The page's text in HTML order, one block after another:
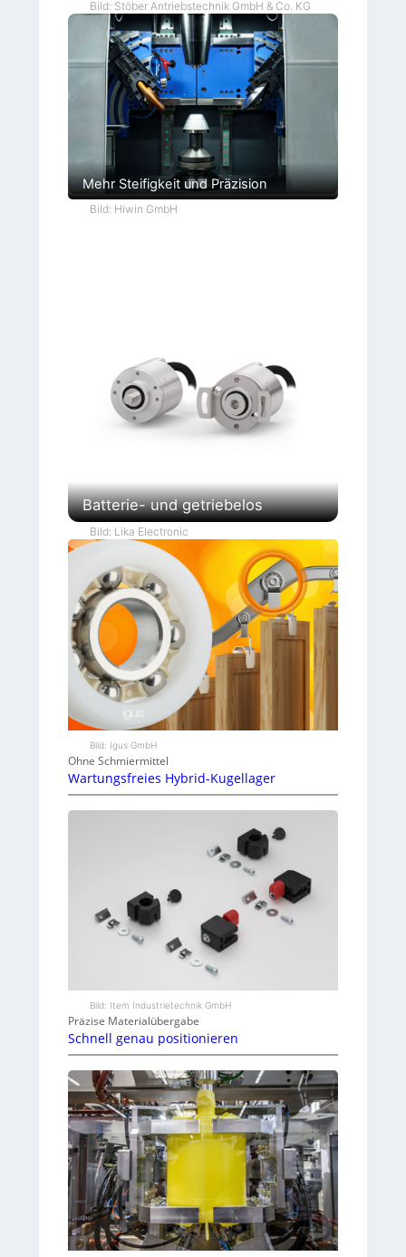
Bild: Stöber Antriebstechnik GmbH & Co. KG
Mehr Steifigkeit und Präzision
Bild: Hiwin GmbH
Batterie- und getriebelos
Bild: Lika Electronic
Bild: Igus GmbH
Ohne Schmiermittel
Wartungsfreies Hybrid-Kugellager
Bild: Item Industrietechnik GmbH
Präzise Materialübergabe
Schnell genau positionieren